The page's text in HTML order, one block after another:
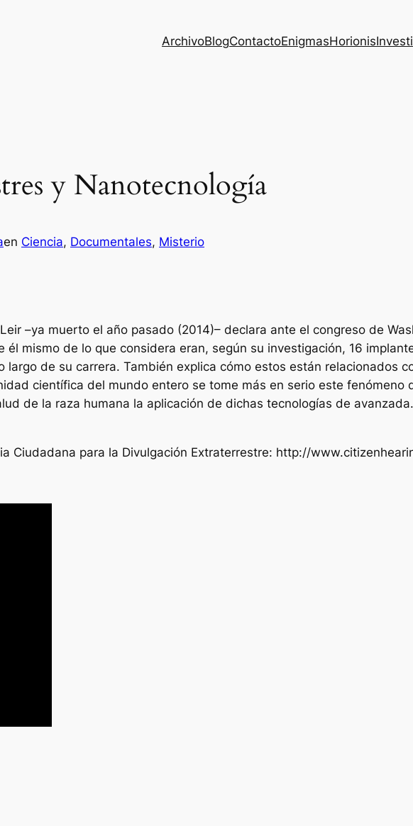
ArchivoBlogContactoEnigmasHorionis
y Nanotecnología
en Ciencia, Documentales, Misterio
–ya muerto el año pasado (2014)– declara ante el congreso de
mismo de lo que considera eran, según su investigación, 16
largo de su carrera. También explica cómo estos están relacionados
científica del mundo entero se tome más en serio este fenómeno
de la raza humana la aplicación de dichas tecnologías de avanzada.
Ciudadana para la Divulgación Extraterrestre: http://